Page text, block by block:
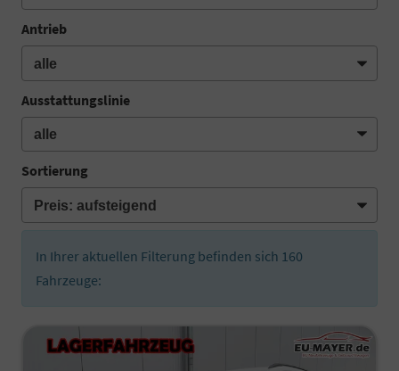
Antrieb
Ausstattungslinie
Sortierung
In Ihrer aktuellen Filterung befinden sich 160
Fahrzeuge: